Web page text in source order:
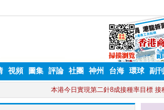
視頻 圖集 評論 社團 神州 台海 環球 副刊